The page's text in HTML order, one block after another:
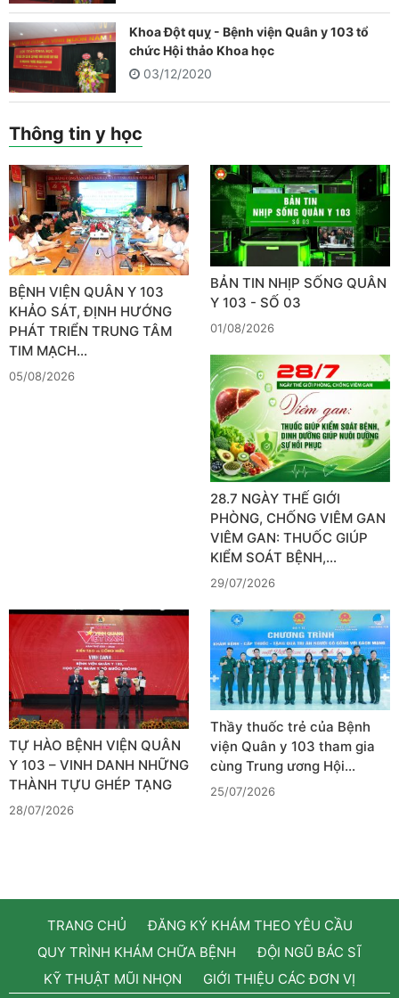
Khoa Đột quỵ - Bệnh viện Quân y 103 tổ
chức Hội thảo Khoa học
03/12/2020
Thông tin y học
BỆNH VIỆN QUÂN Y 103
KHẢO SÁT, ĐỊNH HƯỚNG
PHÁT TRIỂN TRUNG TÂM
TIM MẠCH…
05/08/2026
BẢN TIN NHỊP SỐNG QUÂN
Y 103 - SỐ 03
01/08/2026
28.7 NGÀY THẾ GIỚI
PHÒNG, CHỐNG VIÊM GAN
VIÊM GAN: THUỐC GIÚP
KIỂM SOÁT BỆNH,…
29/07/2026
TỰ HÀO BỆNH VIỆN QUÂN
Y 103 – VINH DANH NHỮNG
THÀNH TỰU GHÉP TẠNG
28/07/2026
Thầy thuốc trẻ của Bệnh
viện Quân y 103 tham gia
cùng Trung ương Hội…
25/07/2026
TRANG CHỦ
ĐĂNG KÝ KHÁM THEO YÊU CẦU
QUY TRÌNH KHÁM CHỮA BỆNH
ĐỘI NGŨ BÁC SĨ
KỸ THUẬT MŨI NHỌN
GIỚI THIỆU CÁC ĐƠN VỊ